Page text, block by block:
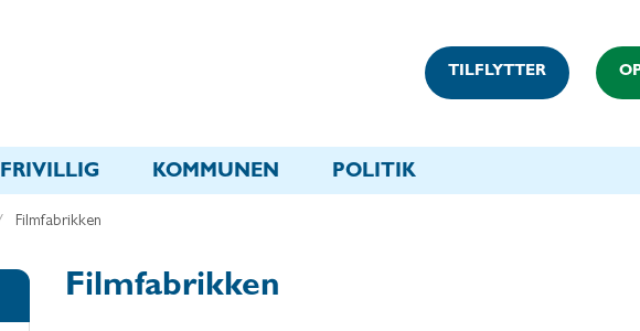
TILFLYTTER
FRIVILLIG KOMMUNEN POLITIK
Filmfabrikken
Filmfabrikken